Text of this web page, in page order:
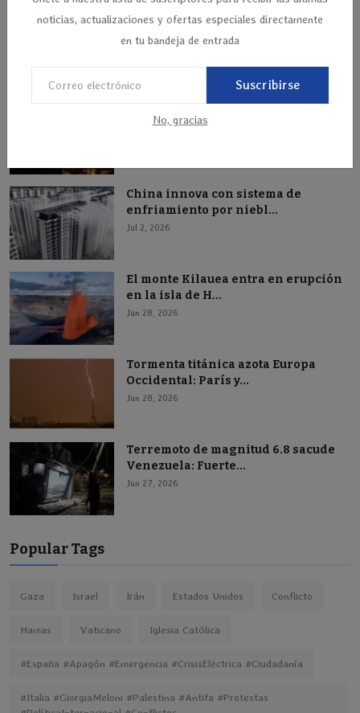
noticias, actualizaciones y ofertas especiales directamente
en tu bandeja de entrada
Suscribirse
No, gracias
Jun 28, 2026
Recommended Posts
misiles y drones ...
China innova con sistema de
enfriamiento por niebl...
Jul 2, 2026
El monte Kilauea entra en erupción
en la isla de H...
Jun 28, 2026
Tormenta titánica azota Europa
Occidental: París y...
Jun 28, 2026
Terremoto de magnitud 6.8 sacude
Venezuela: Fuerte...
Jun 27, 2026
Popular Tags
Gaza Israel Irán Estados Unidos Conflicto
Hamas Vaticano Iglesia Católica
#España #Apagón #Emergencia #CrisisEléctrica #Ciudadanía
#Italia #GiorgiaMeloni #Palestina #Antifa #Protestas